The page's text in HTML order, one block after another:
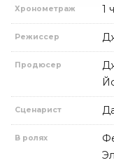
Хронометраж 1
Режиссер
Продюсер
Сценарист
В ролях